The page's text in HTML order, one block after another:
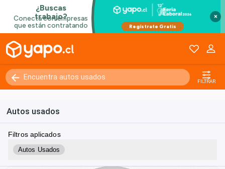
×
FILTRAR
Autos usados
Filtros aplicados
Autos Usados